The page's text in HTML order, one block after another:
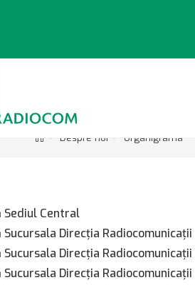
> Despre noi > Organigrama
Sediul Central
Direcţia Radiocomunicaţii
Direcţia Radiocomunicaţii
Direcţia Radiocomunicaţii